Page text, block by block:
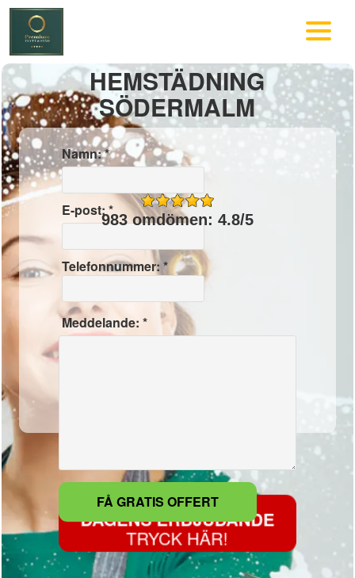
HEMSTÄDNING
SÖDERMALM
Namn: *
E-post: *
Telefonnummer: *
Meddelande: *
983 omdömen: 4.8/5
DAGENS ERBJUDANDE
TRYCK HÄR!